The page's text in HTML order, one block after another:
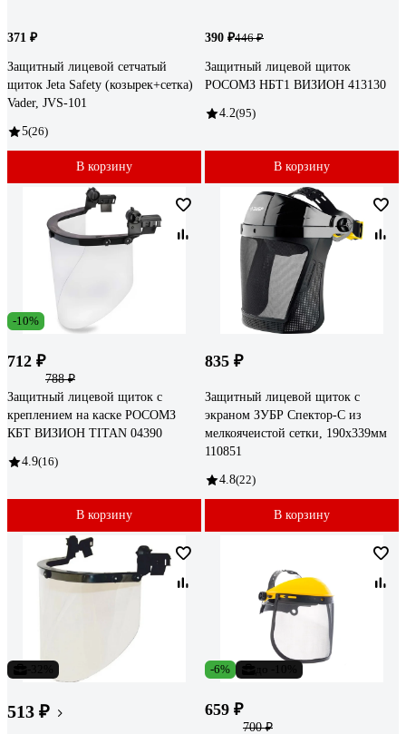
371 ₽
Защитный лицевой сетчатый
щиток Jeta Safety (козырек+сетка)
Vader, JVS-101
5(26)
В корзину
390 ₽446 ₽
Защитный лицевой щиток
РОСОМЗ НБТ1 ВИЗИОН 413130
4.2(95)
В корзину
-10%
712 ₽
788 ₽
Защитный лицевой щиток с
креплением на каске РОСОМЗ
КБТ ВИЗИОН TITAN 04390
4.9(16)
В корзину
835 ₽
Защитный лицевой щиток с
экраном ЗУБР Спектор-С из
мелкоячеистой сетки, 190x339мм
110851
4.8(22)
В корзину
513 ₽
-6%
659 ₽
700 ₽